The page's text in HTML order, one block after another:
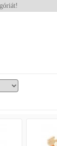
Viszonteladóknak